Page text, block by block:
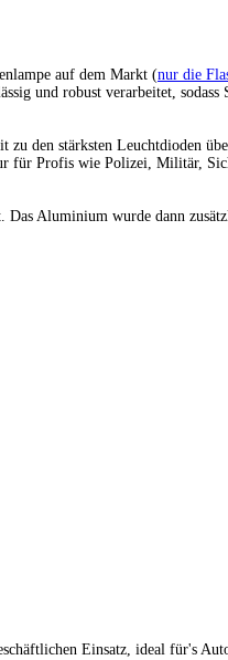
auf dem Markt (nur die
und robust verarbeitet, sodass
den stärksten Leuchtdioden
für Profis wie Polizei, Militär,
Aluminium wurde dann
Einsatz, ideal für's